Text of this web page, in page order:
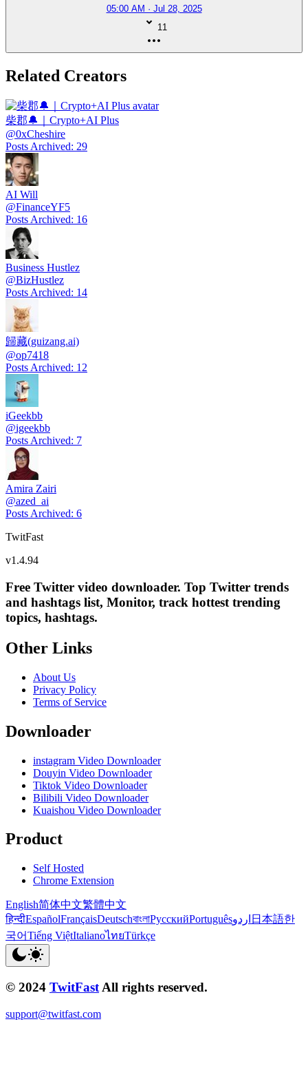
05:00 AM · Jul 28, 2025
11
Related Creators
柴郡🔔｜Crypto+AI Plus
@0xCheshire
Posts Archived: 29
AI Will
@FinanceYF5
Posts Archived: 16
Business Hustlez
@BizHustlez
Posts Archived: 14
歸藏(guizang.ai)
@op7418
Posts Archived: 12
iGeekbb
@igeekbb
Posts Archived: 7
Amira Zairi
@azed_ai
Posts Archived: 6
TwitFast
v1.4.94
Free Twitter video downloader. Top Twitter trends
and hashtags list, Monitor, track hottest trending
topics, hashtags.
Other Links
About Us
Privacy Policy
Terms of Service
Downloader
instagram Video Downloader
Douyin Video Downloader
Tiktok Video Downloader
Bilibili Video Downloader
Kuaishou Video Downloader
Product
Self Hosted
Chrome Extension
English简体中文繁體中文
हिन्दीEspañolFrançaisDeutschবাংলাРусскийPortuguêsاردو 日本語한
국어Tiếng ViệtItalianoไทยTürkçe
© 2024 TwitFast All rights reserved.
support@twitfast.com